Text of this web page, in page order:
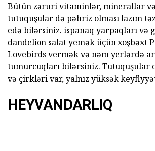
Bütün zəruri vitaminlər, minerallar
tutuquşular də pəhriz olması lazım
edə bilərsiniz. ispanaq yarpaqları və
dandelion salat yemək üçün xoşbəxt
Lovebirds vermək və nəm yerlərdə
tumurcuqları bilərsiniz. Tutuquşular
və çirkləri var, yalnız yüksək
HEYVANDARLIQ